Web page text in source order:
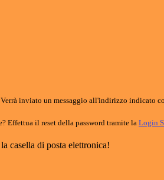
Verrà inviato un messaggio all'indirizzo indicato
Effettua il reset della password tramite la Login
casella di posta elettronica!